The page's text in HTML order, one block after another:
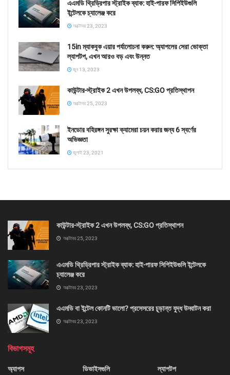
এএমডি থ্রিড্রিপার স্ট্রাইক ব্যাক: হাই-পারফ সিপিইউগুলি
ইন্টেলকে চ্যালেঞ্জ করে
অক্টোবর 23, 2023
15in ম্যাকবুক এয়ার পর্যালোচনা করুন: অ্যাপলের সেরা ভোক্তা
ল্যাপটপ, এখন আরও বড় এবং উন্নত
জুন 13, 2023
কাউন্টার-স্ট্রাইক 2 এখন উপলব্ধ, CS:GO প্রতিস্থাপন
অক্টোবর 25, 2023
ইনডোর বহিরঙ্গন সুরক্ষা ক্যামেরা চয়ন করার জন্য 6 স্বর্ণের
অভিজ্ঞতা
জুলাই 23, 2021
কাউন্টার-স্ট্রাইক 2 এখন উপলব্ধ, CS:GO প্রতিস্থাপন
অক্টোবর 25, 2023
এএমডি থ্রিড্রিপার স্ট্রাইক ব্যাক: হাই-পারফ সিপিইউগুলি ইন্টেলকে
চ্যালেঞ্জ করে
অক্টোবর 23, 2023
এএমডি বা ইন্টেল কোনটি ভালো? প্রসেসরের চূড়ান্ত যুদ্ধ উদ্ঘাটন করা
অক্টোবর 23, 2023
বিভাগসমূহ
অ্যাপস ডিভাইসগুলি ল্যাপটপ